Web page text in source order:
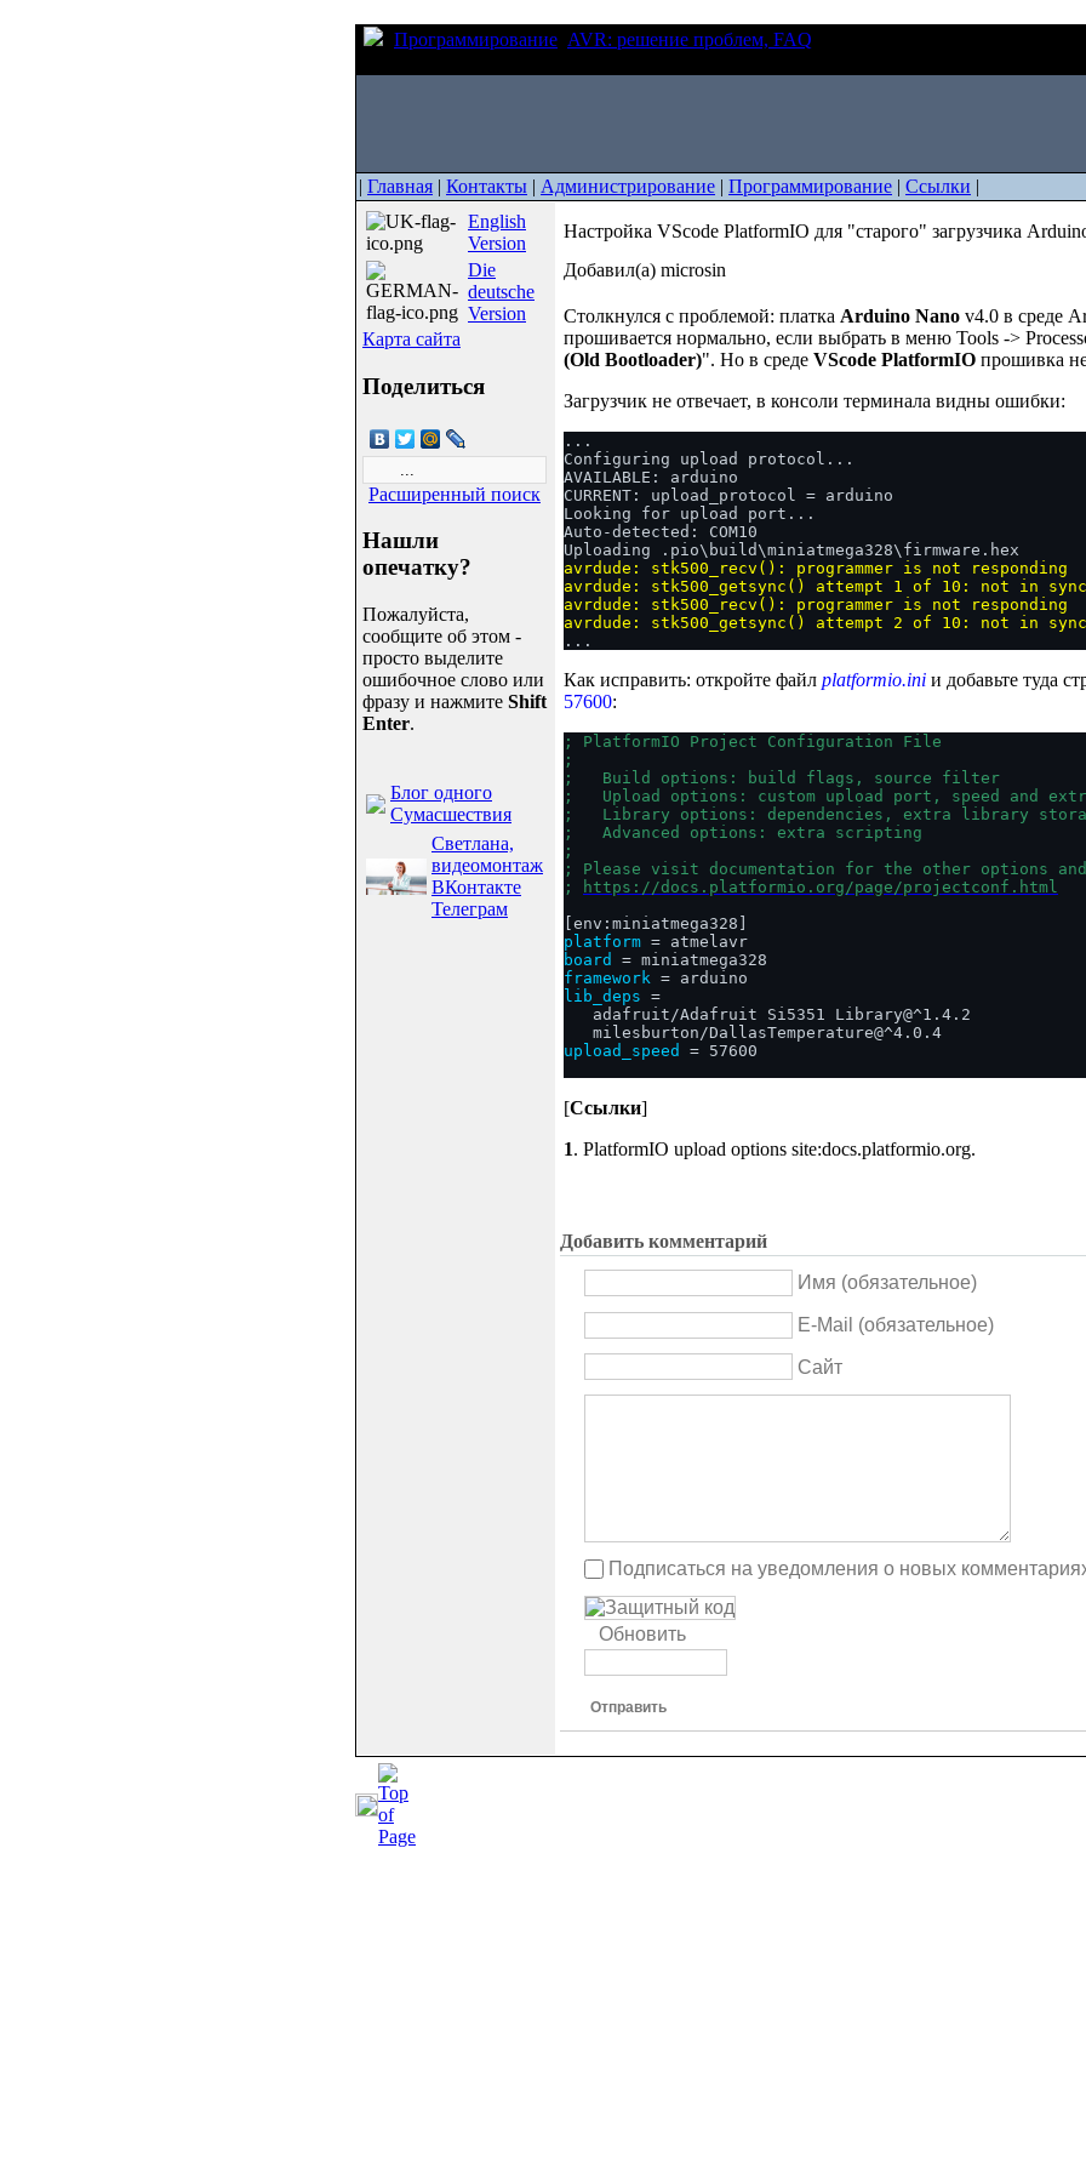
Программирование AVR: решение проблем, FAQ
| Главная | Контакты | Администрирование | Программирование | Ссылки |
English
Version
Die
deutsche
Version
Карта сайта
Поделиться
Расширенный поиск
Нашли
опечатку?
Пожалуйста,
сообщите об этом -
просто выделите
ошибочное слово или
фразу и нажмите Shift
Enter.
Блог одного
Сумасшествия
Светлана,
видеомонтаж
ВКонтакте
Телеграм
Настройка VScode PlatformIO для "старого" загрузчика
Добавил(а) microsin
Столкнулся с проблемой: платка Arduino Nano v4.0 в среде
прошивается нормально, если выбрать в меню Tools ->
(Old Bootloader)". Но в среде VScode PlatformIO прошивка
Загрузчик не отвечает, в консоли терминала видны ошибки:
...
Configuring upload protocol...
AVAILABLE: arduino
CURRENT: upload_protocol = arduino
Looking for upload port...
Auto-detected: COM10
Uploading .pio\build\miniatmega328\firmware.hex
avrdude: stk500_recv(): programmer is not responding
avrdude: stk500_getsync() attempt 1 of 10: not in
avrdude: stk500_recv(): programmer is not responding
avrdude: stk500_getsync() attempt 2 of 10: not in
...
Как исправить: откройте файл platformio.ini и добавьте туда
57600:
; PlatformIO Project Configuration File
;
;   Build options: build flags, source filter
;   Upload options: custom upload port, speed and
;   Library options: dependencies, extra library
;   Advanced options: extra scripting
;
; Please visit documentation for the other options and
;
https://docs.platformio.org/page/projectconf.html
platform
board
framework
lib_deps =
   adafruit/Adafruit Si5351 Library@^1.4.2
upload_speed
= 57600
[Ссылки]
1. PlatformIO upload options site:docs.platformio.org.
Добавить комментарий
Имя (обязательное)
E-Mail (обязательное)
Сайт
Подписаться на уведомления о новых
Обновить
Отправить